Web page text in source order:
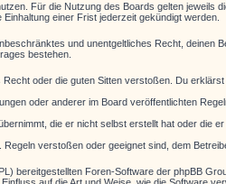
Für die Nutzung des Boards gelten jeweils
einer Frist jederzeit gekündigt werden.
und unentgeltliches Recht, deinen
bestehen.
oder die guten Sitten verstoßen. Du
oder anderer im Board veröffentlichten
die er nicht selbst erstellt hat oder die
verstoßen oder geeignet sind, dem
bereitgestellten Foren-Software der phpBB